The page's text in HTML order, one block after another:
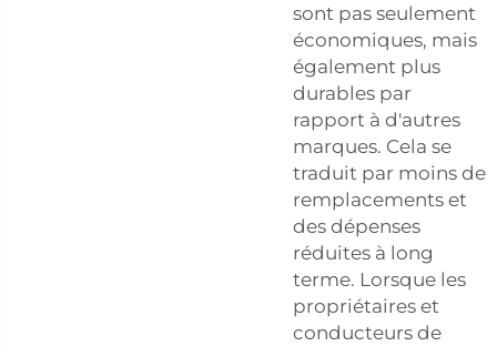
sont pas seulement
économiques, mais
également plus
durables par
rapport à d'autres
marques. Cela se
traduit par moins de
remplacements et
des dépenses
réduites à long
terme. Lorsque les
propriétaires et
conducteurs de